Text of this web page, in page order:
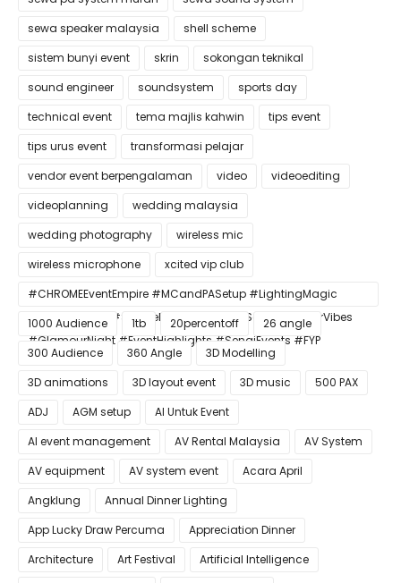
sewa speaker malaysia
shell scheme
sistem bunyi event
skrin
sokongan teknikal
sound engineer
soundsystem
sports day
technical event
tema majlis kahwin
tips event
tips urus event
transformasi pelajar
vendor event berpengalaman
video
videoediting
videoplanning
wedding malaysia
wedding photography
wireless mic
wireless microphone
xcited vip club
#CHROMEEventEmpire #MCandPASetup #LightingMagic
#ConfettiBlast #SmokeEffect #ProEventSetup #DinnerVibes
#GlamourNight #EventHighlights #SenaiEvents #FYP
1000 Audience 1tb 20percentoff
26 angle
300 Audience
360 Angle
3D Modelling
3D animations
3D layout event 3D music
500 PAX
ADJ
AGM setup
AI Untuk Event
AI event management
AV Rental Malaysia
AV System
AV equipment
AV system event
Acara April
Angklung
Annual Dinner Lighting
App Lucky Draw Percuma
Appreciation Dinner
Architecture
Art Festival
Artificial Intelligence